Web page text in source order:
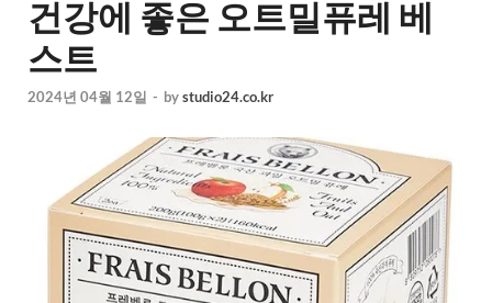
건강에 좋은 오트밀퓨레 베
스트
2024년 04월 12일 - bystudio24.co.kr